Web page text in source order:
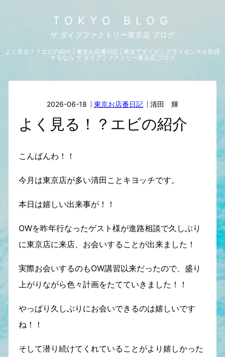
TOKYO BLOG
ザ ダイブファクトリー東京店 ブログ
よく見る！？エビの紹介 | 東京お店番日記 | 東京でダイビングライセンスを取得
するなら ザ ダイブファクトリー東京店 ブログ
2026-06-18 東京お店番日記 清田 輝
よく見る！？エビの紹介
こんばんわ！！
今月は東京店が多い清田ことキヨッチです。
本日は嬉しい出来事が！！
OWを昨年行なったゲスト様が進路相談で久しぶり
に東京店に来店、お会いすることが出来ました！
実際お会いするのもOW講習以来だったので、盛り
上がりながら色々計画をたてていきました！！
やっぱり久しぶりにお会いできるのは嬉しいです
ね！！
そして潜り続けてくれていることがより嬉しかった